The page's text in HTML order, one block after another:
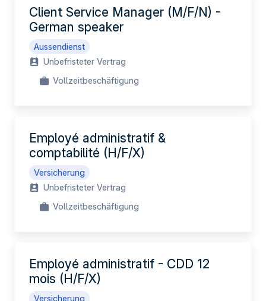
Client Service Manager (M/F/N) -
German speaker
Aussendienst
Unbefristeter Vertrag
Vollzeitbeschäftigung
Employé administratif &
comptabilité (H/F/X)
Versicherung
Unbefristeter Vertrag
Vollzeitbeschäftigung
Employé administratif - CDD 12
mois (H/F/X)
Versicherung